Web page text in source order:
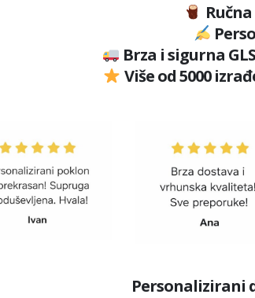
Brza i sigurna
Više od 5000
Personalizirani